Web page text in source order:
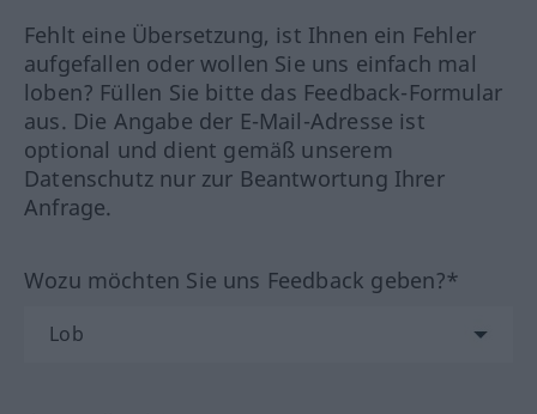
Fehlt eine Übersetzung, ist Ihnen ein Fehler
aufgefallen oder wollen Sie uns einfach mal
loben? Füllen Sie bitte das Feedback-Formular
aus. Die Angabe der E-Mail-Adresse ist
optional und dient gemäß unserem
Datenschutz nur zur Beantwortung Ihrer
Anfrage.
Wozu möchten Sie uns Feedback geben?*